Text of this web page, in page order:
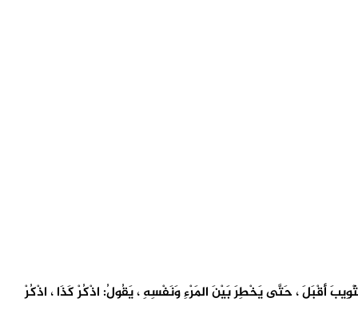
أقْبَلَ ، حَتَّى يَخْطِرَ بَيْنَ المَرْءِ وَنَفْسِهِ ، يَقُولُ: اذْكُرْ كَذَا ، اذْكُرْ